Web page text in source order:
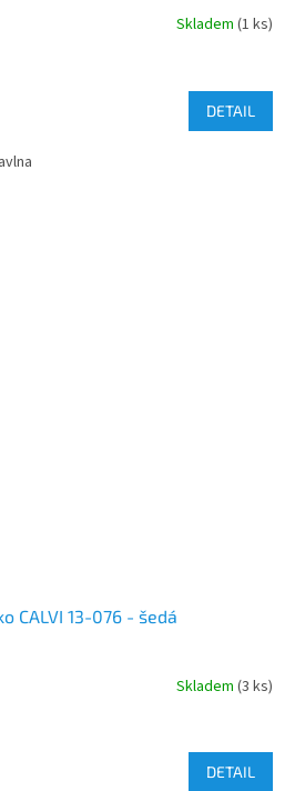
Skladem (1 ks)
DETAIL
CALVI 13-076 - šedá
Skladem (3 ks)
DETAIL